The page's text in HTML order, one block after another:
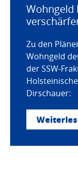
Wohngeld
Zu den
Wohngeld
der SSW-
Dirschauer: